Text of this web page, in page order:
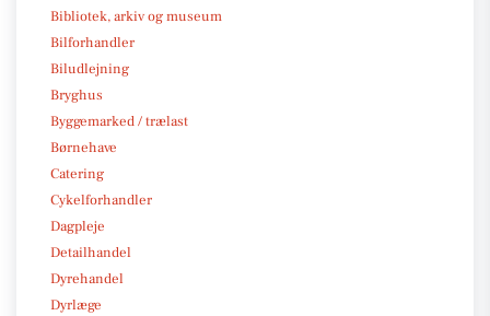
Bibliotek, arkiv og museum
Bilforhandler
Biludlejning
Bryghus
Byggemarked / trælast
Børnehave
Catering
Cykelforhandler
Dagpleje
Detailhandel
Dyrehandel
Dyrlæge